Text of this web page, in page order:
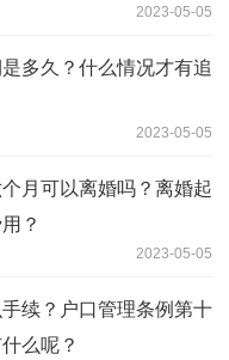
2023-05-05
多久？什么情况才有追
2023-05-05
月可以离婚吗？离婚起
？
2023-05-05
续？户口管理条例第十
么呢？